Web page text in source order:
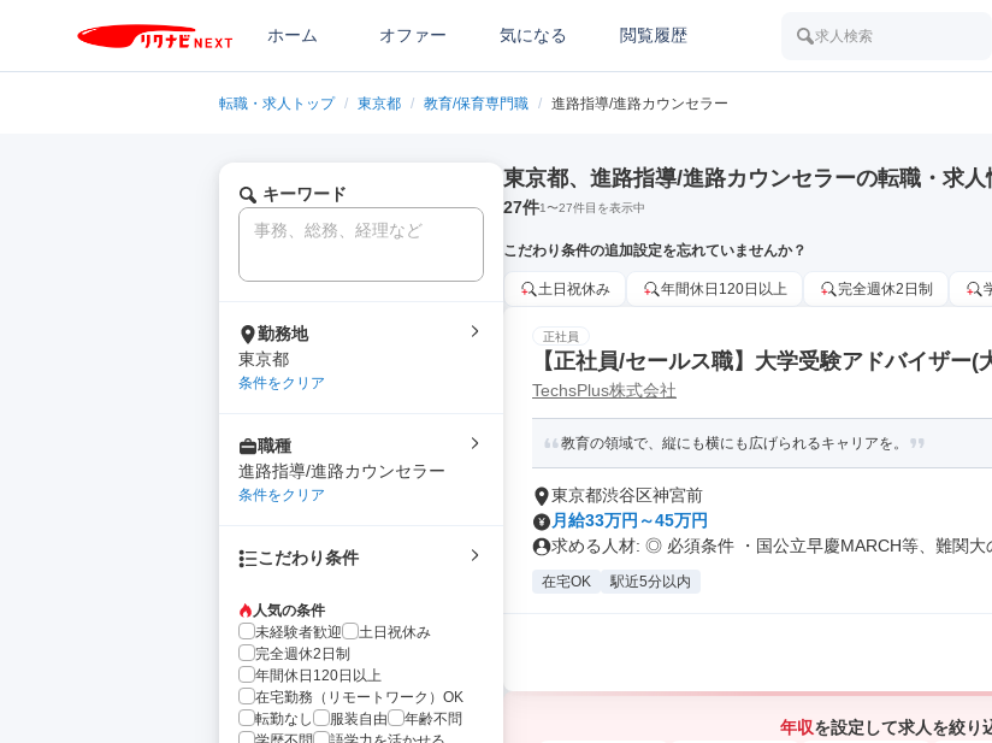
ホーム オファー 気になる 閲覧履歴 求人検索
転職・求人トップ / 東京都 / 教育/保育専門職 / 進路指導/進路カウンセラー
キーワード
勤務地
東京都
条件をクリア
職種
進路指導/進路カウンセラー
条件をクリア
こだわり条件
人気の条件
未経験者歓迎
土日祝休み
完全週休2日制
年間休日120日以上
在宅勤務（リモートワーク）OK
転勤なし
服装自由
年齢不問
東京都、進路指導/進路カウンセラーの転職・求人
27件1〜27件目を表示中
こだわり条件の追加設定を忘れていませんか？
土日祝休み 年間休日120日以上 完全週休2日制
正社員
【正社員/セールス職】大学受験アドバイザー
方)
TechsPlus株式会社
教育の領域で、縦にも横にも広げられるキャリアを。
東京都渋谷区神宮前
月給33万円～45万円
求める人材: ◎ 必須条件 ・国公立早慶MARCH等、難関大
在宅OK 駅近5分以内
年収を設定して求人を絞り